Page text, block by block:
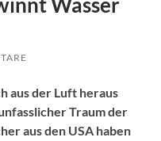
Wasser
aus der Luft heraus
Traum der
aus den USA haben